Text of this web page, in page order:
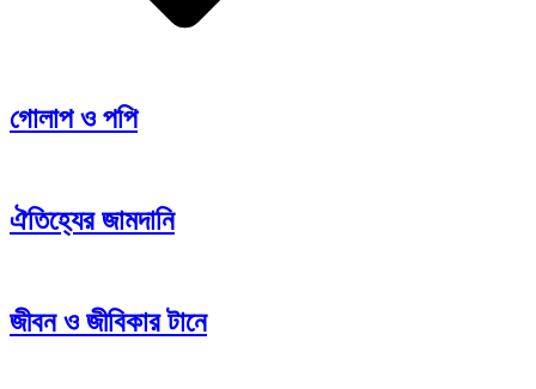
গোলাপ ও পপি
ঐতিহ্যের জামদানি
জীবন ও জীবিকার টানে